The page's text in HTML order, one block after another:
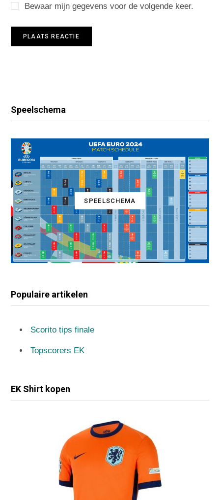
Bewaar mijn gegevens voor de volgende keer.
Speelschema
SPEELSCHEMA
Populaire artikelen
Scorito tips finale
Topscorers EK
EK Shirt kopen